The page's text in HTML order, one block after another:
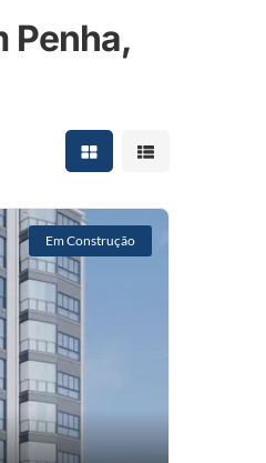
Penha,
Mostrar resultados em
Mostrar
Em Construção